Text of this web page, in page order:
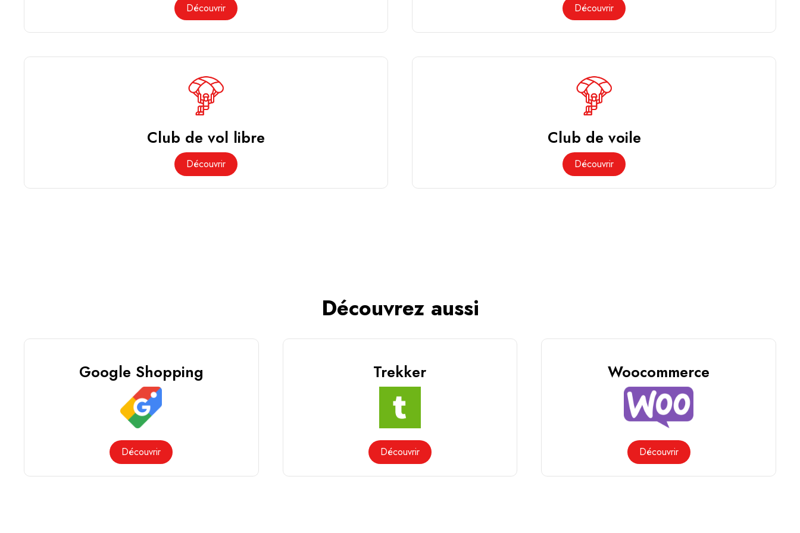
Découvrir Découvrir
Club de vol libre
Découvrir
Club de voile
Découvrir
Découvrez aussi
Google Shopping
Découvrir
Trekker
Découvrir
Woocommerce
Découvrir